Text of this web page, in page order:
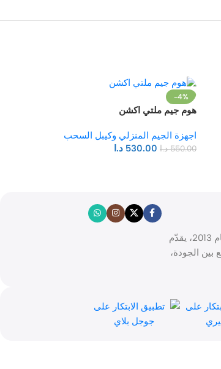
-4%
هوم جيم ملتي اكشن
اجهزة الجيم المنزلي وكيبل السحب
550.00 د.ا 530.00 د.ا
الابتكار موقع تسوّق إلكتروني رائد يعمل منذ عام 2013، يقدّم
بين الجودة،